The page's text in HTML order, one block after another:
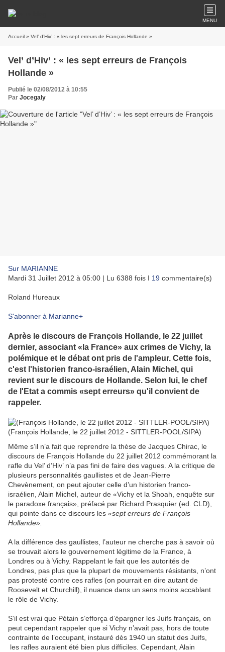
MENU
Accueil » Vel’ d’Hiv’ : « les sept erreurs de François Hollande »
Vel’ d’Hiv’ : « les sept erreurs de François
Hollande »
Publié le 02/08/2012 à 10:55
Par Jocegaly
Sur MARIANNE
Mardi 31 Juillet 2012 à 05:00 | Lu 6388 fois I 19 commentaire(s)
Roland Hureaux
S'abonner à Marianne+
Après le discours de François Hollande, le 22 juillet
dernier, associant «la France» aux crimes de Vichy, la
polémique et le débat ont pris de l'ampleur. Cette fois,
c'est l'historien franco-israélien, Alain Michel, qui
revient sur le discours de Hollande. Selon lui, le chef
de l'Etat a commis «sept erreurs» qu'il convient de
rappeler.
(François Hollande, le 22 juillet 2012 - SITTLER-POOL/SIPA)
Même s’il n’a fait que reprendre la thèse de Jacques Chirac, le
discours de François Hollande du 22 juillet 2012 commémorant la
rafle du Vel’ d’Hiv’ n’a pas fini de faire des vagues. A la critique de
plusieurs personnalités gaullistes et de Jean-Pierre
Chevènement, on peut ajouter celle d’un historien franco-
israélien, Alain Michel, auteur de «Vichy et la Shoah, enquête sur
le paradoxe français», préfacé par Richard Prasquier (ed. CLD),
qui pointe dans ce discours les «sept erreurs de François
Hollande».
A la différence des gaullistes, l’auteur ne cherche pas à savoir où
se trouvait alors le gouvernement légitime de la France, à
Londres ou à Vichy. Rappelant le fait que les autorités de
Londres, pas plus que la plupart de mouvements résistants, n’ont
pas protesté contre ces rafles (on pourrait en dire autant de
Roosevelt et Churchill), il nuance dans un sens moins accablant
le rôle de Vichy.
S’il est vrai que Pétain s’efforça d’épargner les Juifs français, on
peut cependant rappeler que si Vichy n’avait pas, hors de toute
contrainte de l’occupant, instauré dès 1940 un statut des Juifs,
les rafles auraient été bien plus difficiles. Cependant, Alain